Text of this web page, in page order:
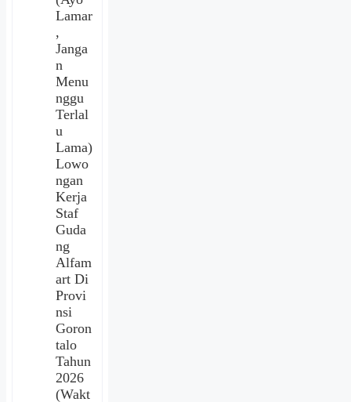
Lamar
,
Janga
n
Menu
nggu
Terlal
u
Lama)
Lowo
ngan
Kerja
Staf
Guda
ng
Alfam
art Di
Provi
nsi
Goron
talo
Tahun
2026
(Wakt